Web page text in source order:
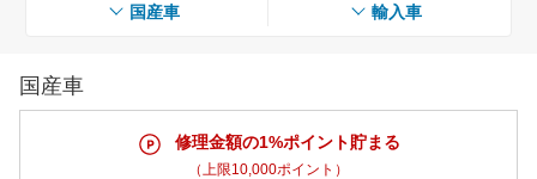
国産車 輸入車
国産車
修理金額の1%ポイント貯まる
（上限10,000ポイント）